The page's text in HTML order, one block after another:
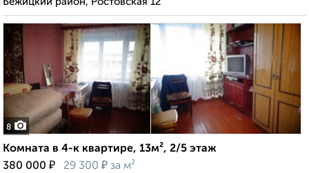
8
Комната в 4-к квартире, 13м², 2/5 этаж
380 000 ₽ 29 300 ₽ за м²